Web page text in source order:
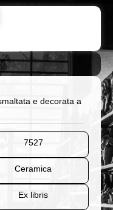
e decorata a
7527
Ceramica
Ex libris